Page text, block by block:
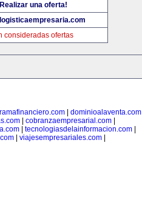
Realizar una oferta!
logisticaempresaria.com
consideradas ofertas
| dominioalaventa.com|
cobranzaempresarial.com
| tecnologiasdelainformacion.com|
| viajesempresariales.com|